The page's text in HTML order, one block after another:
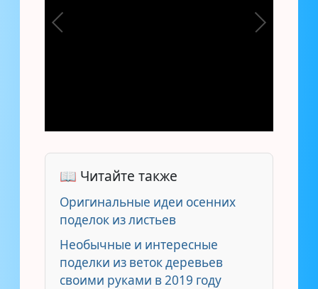
📖 Читайте также
Оригинальные идеи осенних
поделок из листьев
Необычные и интересные
поделки из веток деревьев
своими руками в 2019 году